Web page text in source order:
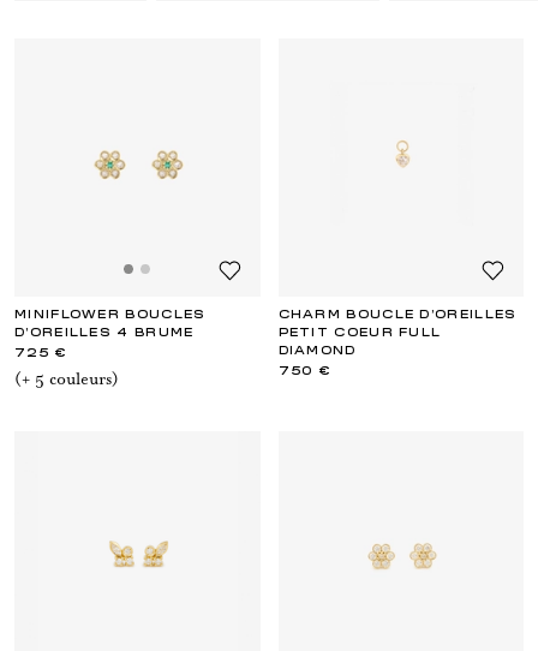
MINIFLOWER BOUCLES
D'OREILLES 4 BRUME
725 €
(+ 5 couleurs)
CHARM BOUCLE D’OREILLES
PETIT COEUR FULL
DIAMOND
750 €